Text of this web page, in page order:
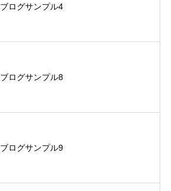
ブログサンプル4
ブログサンプル8
ブログサンプル9